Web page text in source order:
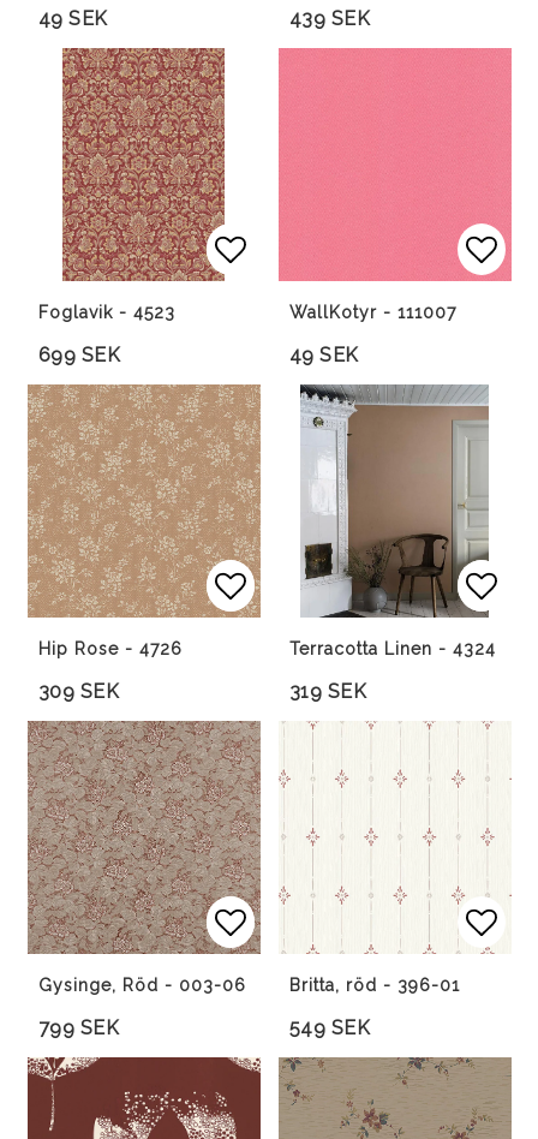
49 SEK 439 SEK
Lägg till i favoritlistan
Lägg till i favoritlistan
Foglavik - 4523
699 SEK
WallKotyr - 111007
49 SEK
Lägg till i favoritlistan
Lägg till i favoritlistan
Hip Rose - 4726
309 SEK
Terracotta Linen - 4324
319 SEK
Lägg till i favoritlistan
Lägg till i favoritlistan
Gysinge, Röd - 003-06
799 SEK
Britta, röd - 396-01
549 SEK